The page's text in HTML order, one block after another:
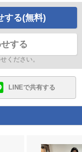
する(無料)
する
ください。
LINEで共有する